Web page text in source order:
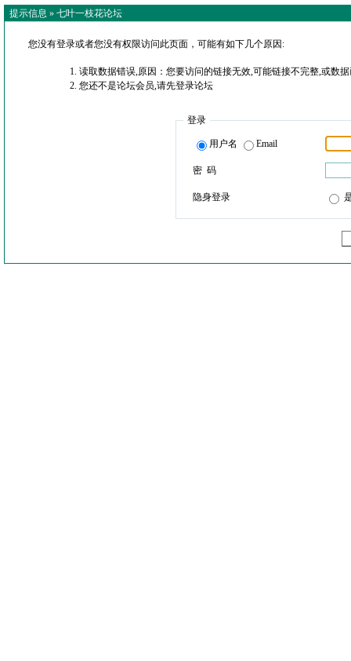
提示信息 » 七叶一枝花论坛
您没有登录或者您没有权限访问此页面，可能有如下几个原因:
读取数据错误,原因：您要访问的链接无效,可能链接不完整,或数
您还不是论坛会员,请先登录论坛
登录
用户名 Email
密 码
隐身登录